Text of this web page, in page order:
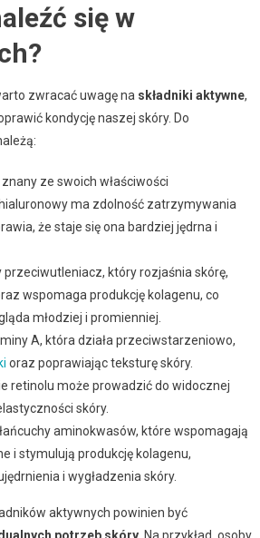
się w
zwracać uwagę na składniki aktywne,
kondycję naszej skóry. Do
ze swoich właściwości
ma zdolność zatrzymywania
że staje się ona bardziej jędrna i
przeciwutleniacz, który rozjaśnia skórę,
wspomaga produkcję kolagenu, co
młodziej i promienniej.
A, która działa przeciwstarzeniowo,
oraz poprawiając teksturę skóry.
retinolu może prowadzić do widocznej
skóry.
aminokwasów, które wspomagają
i stymulują produkcję kolagenu,
i wygładzenia skóry.
aktywnych powinien być
potrzeb skóry. Na przykład, osoby